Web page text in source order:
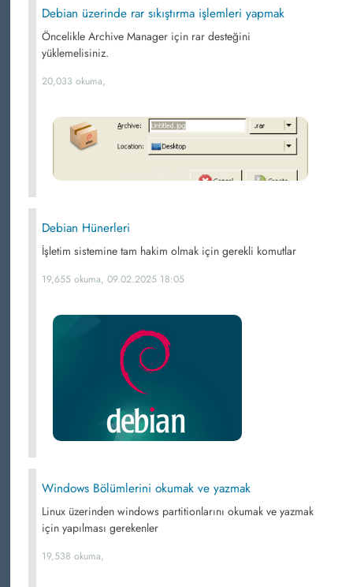
Debian üzerinde rar sıkıştırma işlemleri yapmak
Öncelikle Archive Manager için rar desteğini
yüklemelisiniz.
20,033 okuma,
Debian Hünerleri
İşletim sistemine tam hakim olmak için gerekli komutlar
19,655 okuma, 09.02.2025 18:05
Windows Bölümlerini okumak ve yazmak
Linux üzerinden windows partitionlarını okumak ve yazmak
için yapılması gerekenler
19,538 okuma,